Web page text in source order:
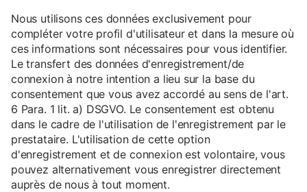
Nous utilisons ces données exclusivement pour
compléter votre profil d'utilisateur et dans la mesure où
ces informations sont nécessaires pour vous identifier.
Le transfert des données d'enregistrement/de
connexion à notre intention a lieu sur la base du
consentement que vous avez accordé au sens de l'art.
6 Para. 1 lit. a) DSGVO. Le consentement est obtenu
dans le cadre de l'utilisation de l'enregistrement par le
prestataire. L'utilisation de cette option
d'enregistrement et de connexion est volontaire, vous
pouvez alternativement vous enregistrer directement
auprès de nous à tout moment.